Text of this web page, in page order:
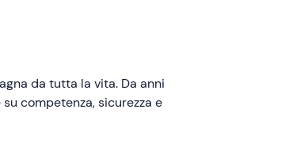
da tutta la vita. Da anni
competenza, sicurezza e